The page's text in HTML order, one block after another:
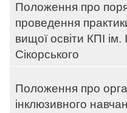
Положення про
проведення
вищої освіти КПІ ім.
Сікорського
Положення про
інклюзивного